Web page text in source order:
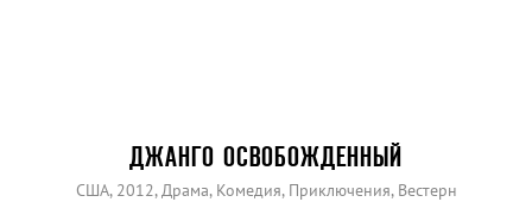
ДЖАНГО ОСВОБОЖДЕННЫЙ
США, 2012, Драма, Комедия, Приключения, Вестерн